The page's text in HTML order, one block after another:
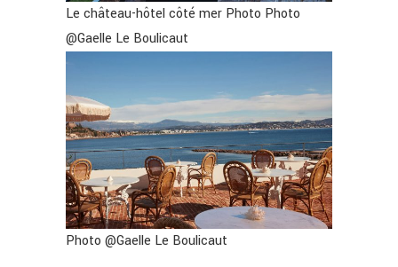
Le château-hôtel côté mer Photo Photo
@Gaelle Le Boulicaut
Photo @Gaelle Le Boulicaut